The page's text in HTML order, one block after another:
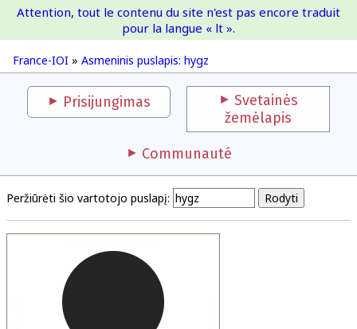
France-IOI
France-IOI » Asmeninis puslapis: hygz
Attention, tout le contenu du site n'est pas encore traduit
pour la langue « lt ».
Prisijungimas
Svetainės
žemėlapis
Communauté
Peržiūrėti šio vartotojo puslapį: